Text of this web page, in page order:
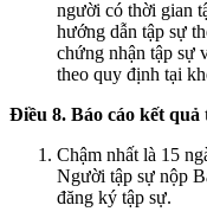
người có thời gian
hướng dẫn tập sự
chứng nhận tập sự
theo quy định tại
Điều 8. Báo cáo kết quả
Chậm nhất là 15
Người tập sự nộp
đăng ký tập sự.